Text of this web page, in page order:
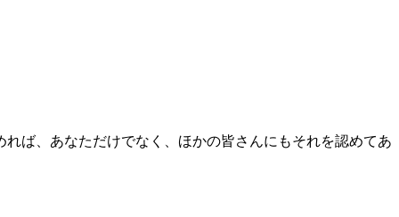
ば、あなただけでなく、ほかの皆さんにもそれを認めてあ